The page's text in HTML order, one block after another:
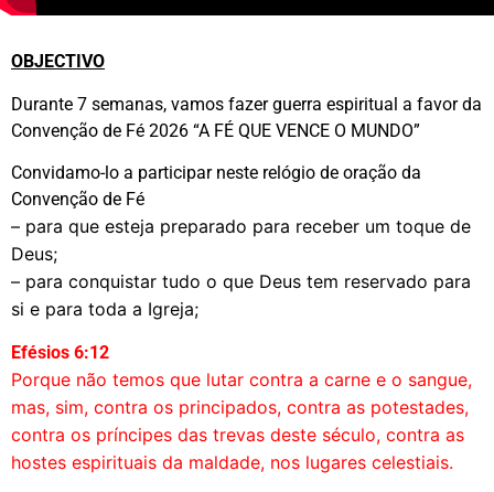
OBJECTIVO
Durante 7 semanas, vamos fazer guerra espiritual a favor da
Convenção de Fé 2026 “A FÉ QUE VENCE O MUNDO”
Convidamo-lo a participar neste relógio de oração da
Convenção de Fé
– para que esteja preparado para receber um toque de
Deus;
– para conquistar tudo o que Deus tem reservado para
si e para toda a Igreja;
Efésios 6:12
Porque não temos que lutar contra a carne e o sangue,
mas, sim, contra os principados, contra as potestades,
contra os príncipes das trevas deste século, contra as
hostes espirituais da maldade, nos lugares celestiais.